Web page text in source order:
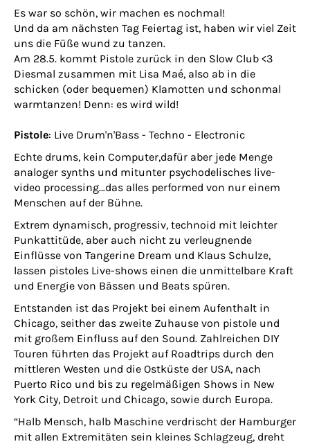
Es war so schön, wir machen es nochmal!
Und da am nächsten Tag Feiertag ist, haben wir viel Zeit
uns die Füße wund zu tanzen.
Am 28.5. kommt Pistole zurück in den Slow Club <3
Diesmal zusammen mit Lisa Maé, also ab in die
schicken (oder bequemen) Klamotten und schonmal
warmtanzen! Denn: es wird wild!
Pistole: Live Drum'n'Bass - Techno - Electronic
Echte drums, kein Computer,dafür aber jede Menge
analoger synths und mitunter psychodelisches live-
video processing…das alles performed von nur einem
Menschen auf der Bühne.
Extrem dynamisch, progressiv, technoid mit leichter
Punkattitüde, aber auch nicht zu verleugnende
Einflüsse von Tangerine Dream und Klaus Schulze,
lassen pistoles Live-shows einen die unmittelbare Kraft
und Energie von Bässen und Beats spüren.
Entstanden ist das Projekt bei einem Aufenthalt in
Chicago, seither das zweite Zuhause von pistole und
mit großem Einfluss auf den Sound. Zahlreichen DIY
Touren führten das Projekt auf Roadtrips durch den
mittleren Westen und die Ostküste der USA, nach
Puerto Rico und bis zu regelmäßigen Shows in New
York City, Detroit und Chicago, sowie durch Europa.
“Halb Mensch, halb Maschine verdrischt der Hamburger
mit allen Extremitäten sein kleines Schlagzeug, dreht